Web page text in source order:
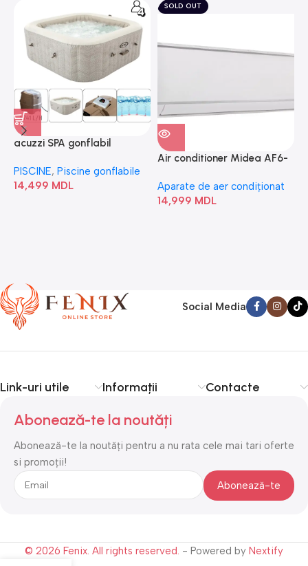
acuzzi SPA gonflabil
Bubble” 28446
PISCINE, Piscine gonflabile
14,499 MDL
SOLD OUT
Air conditioner Midea AF6-
Aparate de aer condiționat
14,999 MDL
Social Media
Link-uri utile Informații Contacte
Abonează-te la noutăți
Abonează-te la noutăți pentru a nu rata cele mai tari oferte
si promoții!
© 2026 Fenix. All rights reserved. - Powered by Nextify